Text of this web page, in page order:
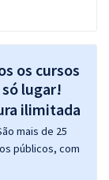
os cursos
lugar!
mais de 25
públicos, com